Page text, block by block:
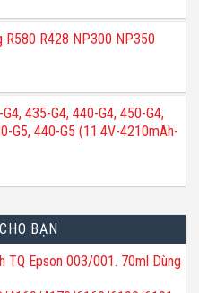
R580 R428 NP300 NP350
435-G4, 440-G4, 450-G4,
G5, 440-G5 (11.4V-4210mAh-
BẠN
TQ Epson 003/001. 70ml Dùng